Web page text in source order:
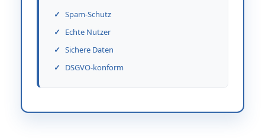
Spam-Schutz
Echte Nutzer
Sichere Daten
DSGVO-konform